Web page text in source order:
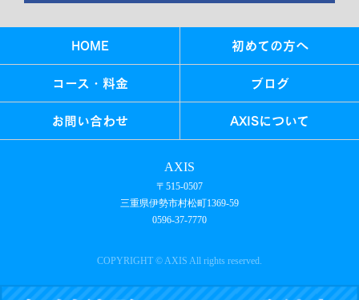
HOME 初めての方へ
コース・料金 ブログ
お問い合わせ AXISについて
AXIS
〒515-0507
三重県伊勢市村松町1369-59
0596-37-7770
COPYRIGHT © AXIS All rights reserved.